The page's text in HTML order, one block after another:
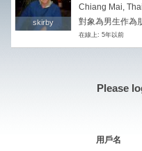
skirby
skirby
Chiang Mai,
對象為男生作為
在線上: 5年以前
Please
用戶名